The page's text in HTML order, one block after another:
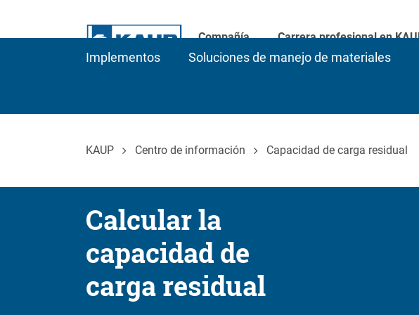
Compañía Carrera profesional en
Implementos Soluciones de manejo de materiales
KAUP Centro de información Capacidad de carga residual
Calcular la
capacidad de
carga residual